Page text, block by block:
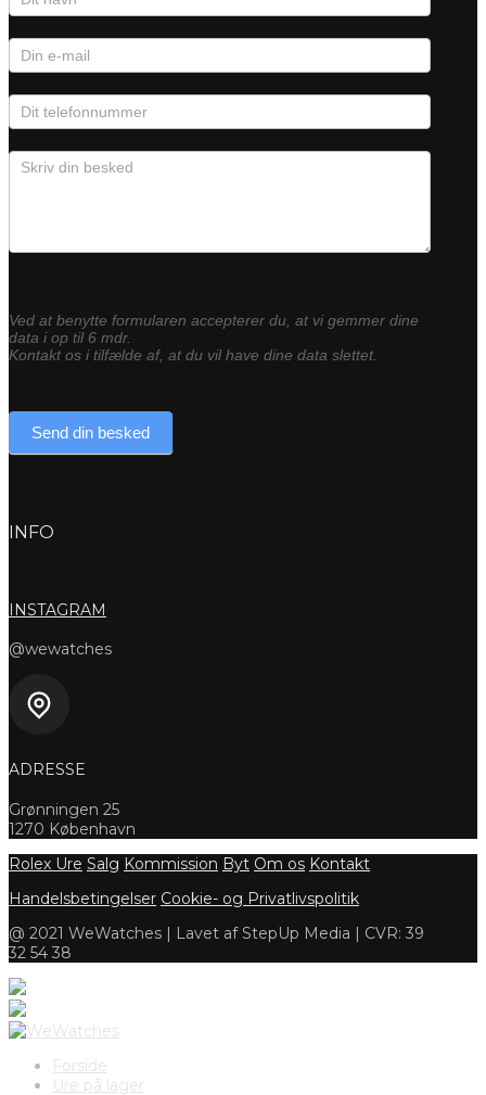
Ved at benytte formularen accepterer du, at vi gemmer dine
data i op til 6 mdr.
Kontakt os i tilfælde af, at du vil have dine data slettet.
Send din besked
INFO
INSTAGRAM
@wewatches
ADRESSE
Grønningen 25
1270 København
Rolex Ure Salg Kommission Byt Om os Kontakt
Handelsbetingelser Cookie- og Privatlivspolitik
@ 2021 WeWatches | Lavet af StepUp Media | CVR: 39
32 54 38
Forside
Ure på lager